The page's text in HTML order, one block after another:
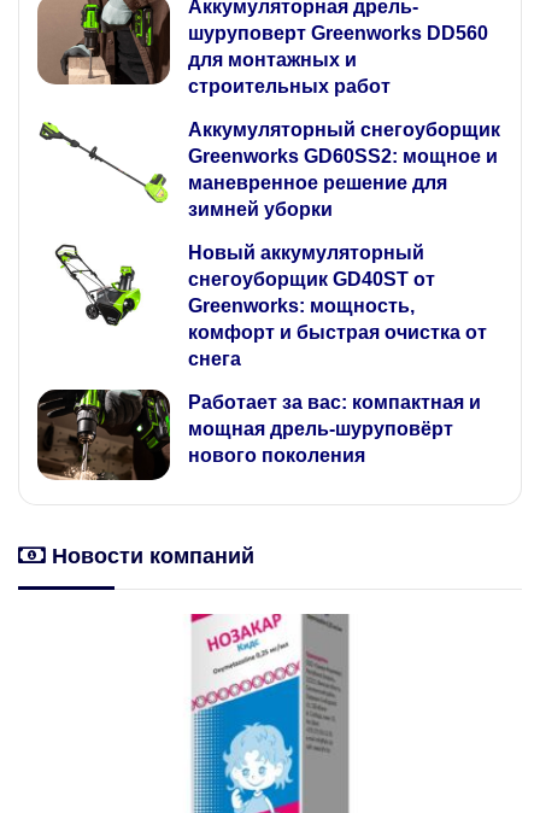
Аккумуляторная дрель-
шуруповерт Greenworks DD560
для монтажных и
строительных работ
Аккумуляторный снегоуборщик
Greenworks GD60SS2: мощное и
маневренное решение для
зимней уборки
Новый аккумуляторный
снегоуборщик GD40ST от
Greenworks: мощность,
комфорт и быстрая очистка от
снега
Работает за вас: компактная и
мощная дрель-шуруповёрт
нового поколения
Новости компаний